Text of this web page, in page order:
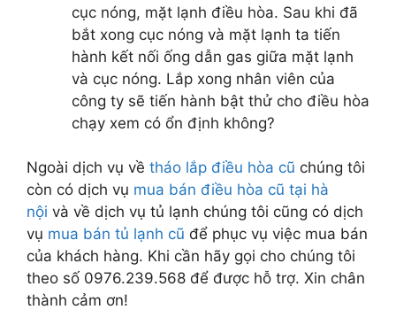
cục nóng, mặt lạnh điều hòa. Sau khi đã
bắt xong cục nóng và mặt lạnh ta tiến
hành kết nối ống dẫn gas giữa mặt lạnh
và cục nóng. Lắp xong nhân viên của
công ty sẽ tiến hành bật thử cho điều hòa
chạy xem có ổn định không?
Ngoài dịch vụ về tháo lắp điều hòa cũ chúng tôi
còn có dịch vụ mua bán điều hòa cũ tại hà
nội và về dịch vụ tủ lạnh chúng tôi cũng có dịch
vụ mua bán tủ lạnh cũ để phục vụ việc mua bán
của khách hàng. Khi cần hãy gọi cho chúng tôi
theo số 0976.239.568 để được hỗ trợ. Xin chân
thành cảm ơn!